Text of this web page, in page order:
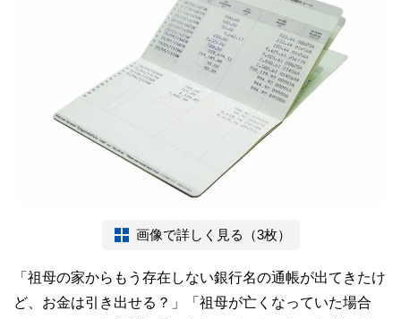
画像で詳しく見る（3枚）
「祖母の家からもう存在しない銀行名の通帳が出てきたけ
ど、お金は引き出せる？」「祖母が亡くなっていた場合